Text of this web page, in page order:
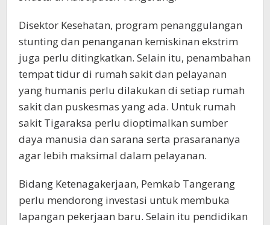
Disektor Kesehatan, program penanggulangan
stunting dan penanganan kemiskinan ekstrim
juga perlu ditingkatkan. Selain itu, penambahan
tempat tidur di rumah sakit dan pelayanan
yang humanis perlu dilakukan di setiap rumah
sakit dan puskesmas yang ada. Untuk rumah
sakit Tigaraksa perlu dioptimalkan sumber
daya manusia dan sarana serta prasarananya
agar lebih maksimal dalam pelayanan.
Bidang Ketenagakerjaan, Pemkab Tangerang
perlu mendorong investasi untuk membuka
lapangan pekerjaan baru. Selain itu pendidikan